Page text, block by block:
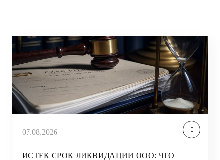
07.08.2026
ИСТЕК СРОК ЛИКВИДАЦИИ ООО: ЧТО